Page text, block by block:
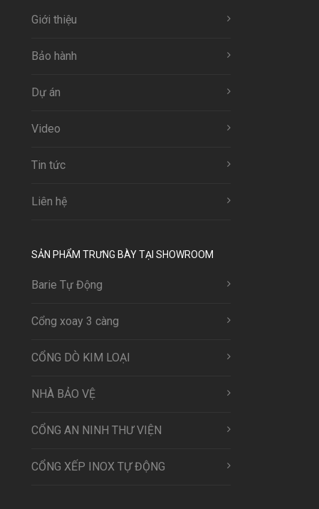
Giới thiệu
Bảo hành
Dự án
Video
Tin tức
Liên hệ
SẢN PHẨM TRƯNG BÀY TẠI SHOWROOM
Barie Tự Động
Cổng xoay 3 càng
CỔNG DÒ KIM LOẠI
NHÀ BẢO VỆ
CỔNG AN NINH THƯ VIỆN
CỔNG XẾP INOX TỰ ĐỘNG